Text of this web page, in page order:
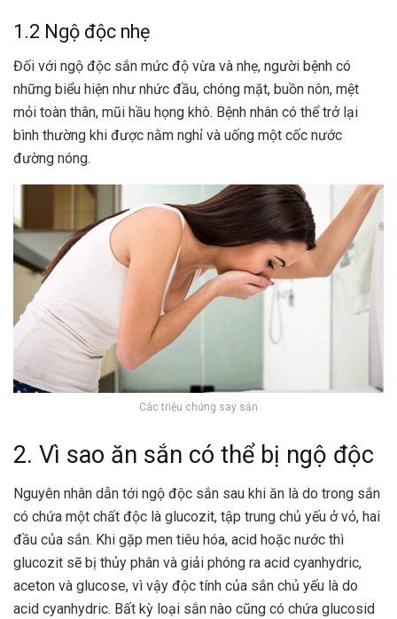
1.2 Ngộ độc nhẹ
Đối với ngộ độc sắn mức độ vừa và nhẹ, người bệnh có
những biểu hiện như nhức đầu, chóng mặt, buồn nôn, mệt
mỏi toàn thân, mũi hầu họng khô. Bệnh nhân có thể trở lại
bình thường khi được nằm nghỉ và uống một cốc nước
đường nóng.
Các triệu chứng say sắn
2. Vì sao ăn sắn có thể bị ngộ độc
Nguyên nhân dẫn tới ngộ độc sắn sau khi ăn là do trong sắn
có chứa một chất độc là glucozit, tập trung chủ yếu ở vỏ, hai
đầu của sắn. Khi gặp men tiêu hóa, acid hoặc nước thì
glucozit sẽ bị thủy phân và giải phóng ra acid cyanhydric,
aceton và glucose, vì vậy độc tính của sắn chủ yếu là do
acid cyanhydric. Bất kỳ loại sắn nào cũng có chứa glucosid